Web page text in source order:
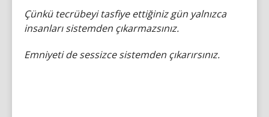
Çünkü tecrübeyi tasfiye ettiğiniz gün yalnızca
insanları sistemden çıkarmazsınız.
Emniyeti de sessizce sistemden çıkarırsınız.